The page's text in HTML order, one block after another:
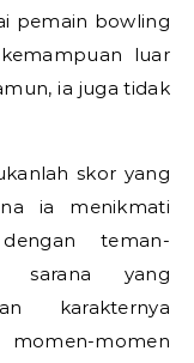
pemain bowling
luar
ia juga tidak
skor yang
ia menikmati
teman-
sarana yang
karakternya
momen